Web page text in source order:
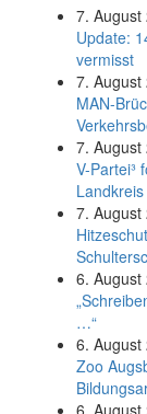
7. August
Update:
vermisst
7. August
MAN-
7. August
V-Partei­³
7. August
6. August
…“
6. August
Zoo
6. August